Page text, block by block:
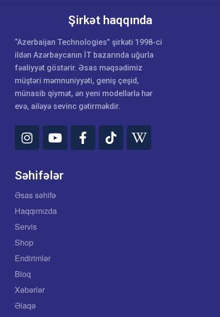
Şirkət haqqında
“Azerbaijan Technologies” şirkəti 1998-ci
ildən Azərbaycanın İT bazarında uğurla
fəaliyyət göstərir. Əsas məqsədimiz
müştəri məmnuniyyəti, geniş çeşid,
münasib qiymət, ən yeni modellərlə hər
evə, ailəyə sevinc gətirməkdir.
Səhifələr
Əsas səhifə
Haqqımızda
Servis
Shop
Endirimlər
Bloq
Xəbərlər
Əlaqə